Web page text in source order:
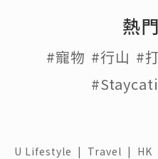
熱
#寵物 #行山 #
U Lifestyle | Travel | HK